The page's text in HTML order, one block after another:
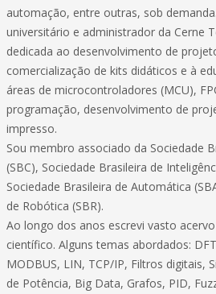
automação, entre outras, sob
universitário e administrador da Cerne
dedicada ao desenvolvimento de
comercialização de kits didáticos e à
áreas de microcontroladores (MCU),
programação, desenvolvimento de
impresso.
Sou membro associado da Sociedade
(SBC), Sociedade Brasileira de
Sociedade Brasileira de Automática
de Robótica (SBR).
Ao longo dos anos escrevi vasto
científico. Alguns temas abordados:
MODBUS, LIN, TCP/IP, Filtros digitais,
de Potência, Big Data, Grafos, PID,